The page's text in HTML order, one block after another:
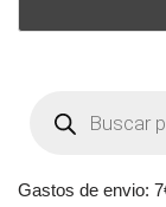
Gastos de envio: